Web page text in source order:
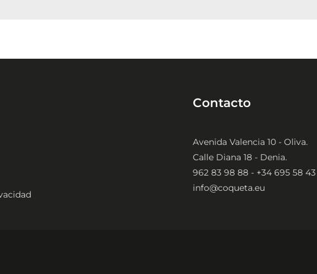
Contacto
Avenida Valencia 10 - Oliva.
Calle Diana 18 - Denia.
962 83 98 88 - +34 695 58
info@coqueta.eu